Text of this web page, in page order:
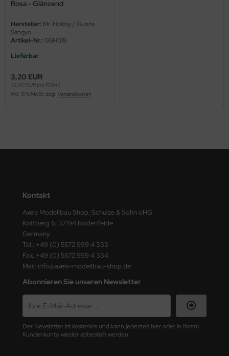
Rosa - Glänzend
Hersteller: Mr. Hobby / Gunze
Sangyo
Artikel-Nr.: GSH019
Lieferbar
3,20 EUR
32,00 EUR pro 100ml
inkl. 19 % MwSt. zzgl. Versandkosten
Kontakt
Axels Modellbau Shop, Schulze & Sohn oHG
Kottberg 6, 37194 Bodenfelde
Germany
Tel.: +49 (0) 5572 999 4 333
Fax.:+49 (0) 5572 999 4 334
Mail: info@axels-modellbau-shop.de
Abonnieren Sie unseren Newsletter
Der Newsletter ist kostenlos und kann jederzeit hier oder in Ihrem
Kundenkonto wieder abbestellt werden.
Box LTD
Tools
Hobby / Gunze Sangyo
Beemax
Hobby
Hobbies
Nunu